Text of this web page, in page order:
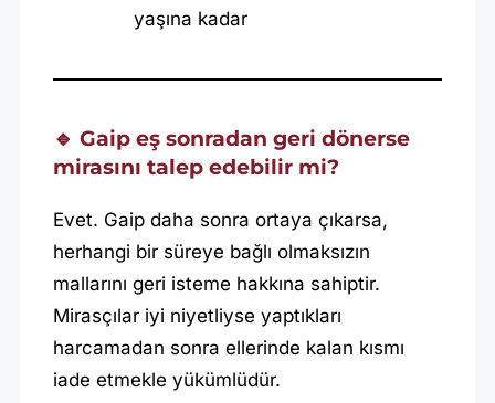
yaşına kadar
🔹 Gaip eş sonradan geri dönerse
mirasını talep edebilir mi?
Evet. Gaip daha sonra ortaya çıkarsa,
herhangi bir süreye bağlı olmaksızın
mallarını geri isteme hakkına sahiptir.
Mirasçılar iyi niyetliyse yaptıkları
harcamadan sonra ellerinde kalan kısmı
iade etmekle yükümlüdür.